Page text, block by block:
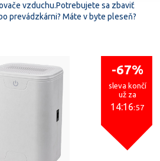
vzduchu.Potrebujete sa zbaviť
prevádzkárni? Máte v byte pleseň?
-67%
sleva končí
už za
14:16:56